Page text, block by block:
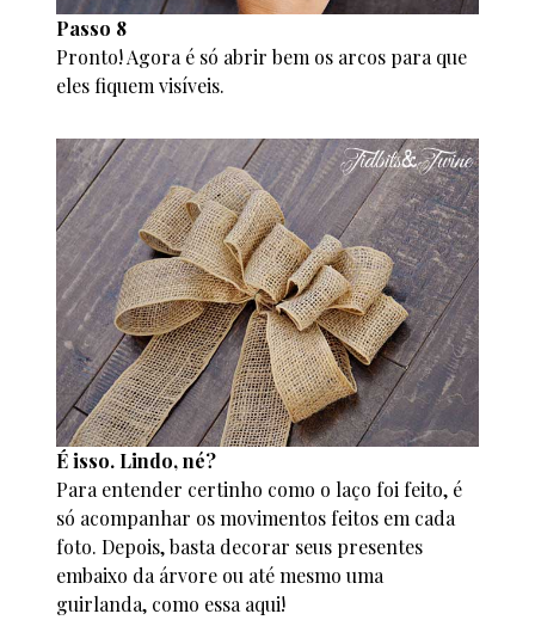
Passo 8
Pronto! Agora é só abrir bem os arcos para que
eles fiquem visíveis.
É isso. Lindo, né?
Para entender certinho como o laço foi feito, é
só acompanhar os movimentos feitos em cada
foto. Depois, basta decorar seus presentes
embaixo da árvore ou até mesmo uma
guirlanda, como essa aqui!